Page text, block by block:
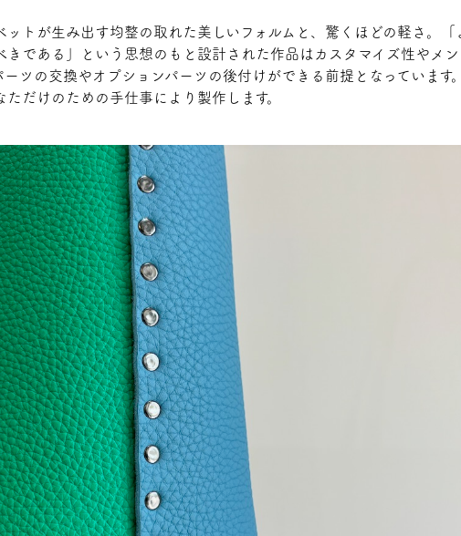
ットが生み出す均整の取れた美しいフォルムと、驚くほどの軽さ。「
きである」という思想のもと設計された作品はカスタマイズ性やメ
ーツの交換やオプションパーツの後付けができる前提となっています
だけのための手仕事により製作します。